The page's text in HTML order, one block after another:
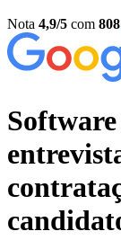
Nota 4,9/5 com 808